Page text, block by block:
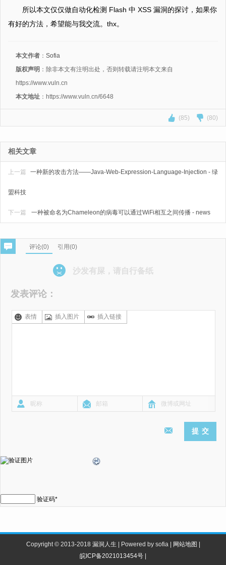
所以本文仅仅做自动化检测 Flash 中 XSS 漏洞的探讨，如果你
有好的方法，希望能与我交流。thx。
本文作者 ： Sofia
版权声明 ：除非本文有注明出处，否则转载请注明本文来自
https://www.vuln.cn
本文地址 ：https://www.vuln.cn/6648
(85) (80)
相关文章
上一篇 一种新的攻击方法——Java-Web-Expression-Language-Injection - 绿
盟科技
一种被命名为Chameleon的病毒可以通过WiFi相互之间传播 - news
下一篇
评论(0) 引用(0)
沙发有屎，请自行备纸
发表评论：
表情 插入图片 插入链接
验证码*
Copyright © 2013-2018 漏洞人生 | Powered by sofia | 网站地图
皖ICP备2021013454号